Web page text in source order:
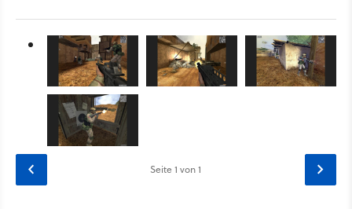
Seite1 von 1